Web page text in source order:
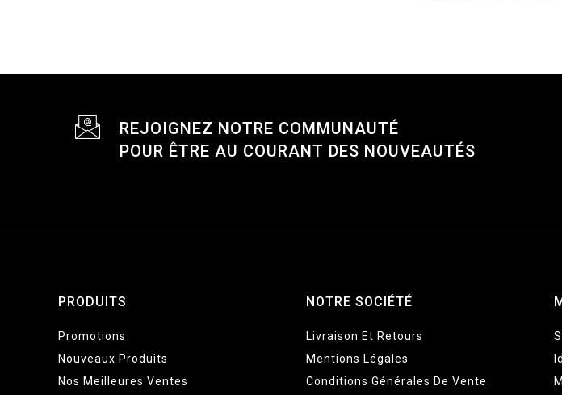
REJOIGNEZ NOTRE COMMUNAUTÉ
POUR ÊTRE AU COURANT DES NOUVEAUTÉS
PRODUITS
Promotions
Nouveaux Produits
Nos Meilleures Ventes
NOTRE SOCIÉTÉ
Livraison Et Retours
Mentions Légales
Conditions Générales De Vente